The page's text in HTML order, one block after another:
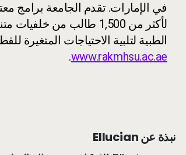
في الإمارات. تقدم الجامعة برامج
لأكثر من 1,500 طالب من
الطبية لتلبية الاحتياجات
www.rakmhsu.ac.ae
.
نبذة عن Ellucian